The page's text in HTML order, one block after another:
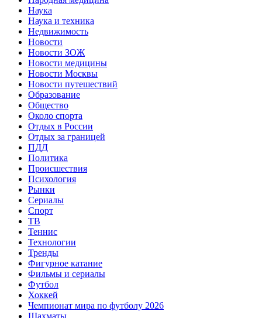
Наука
Наука и техника
Недвижимость
Новости
Новости ЗОЖ
Новости медицины
Новости Москвы
Новости путешествий
Образование
Общество
Около спорта
Отдых в России
Отдых за границей
ПДД
Политика
Происшествия
Психология
Рынки
Сериалы
Спорт
ТВ
Теннис
Технологии
Тренды
Фигурное катание
Фильмы и сериалы
Футбол
Хоккей
Чемпионат мира по футболу 2026
Шахматы